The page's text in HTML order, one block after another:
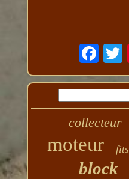
collecteur
moteur fits
block